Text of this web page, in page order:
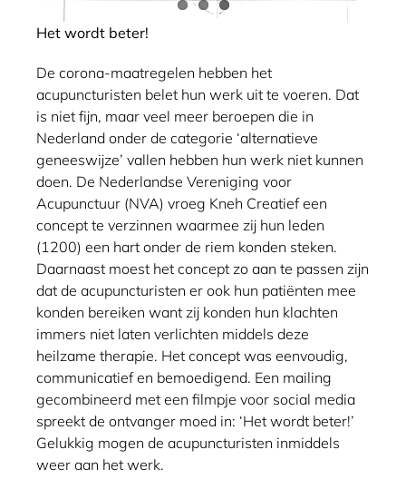
Het wordt beter!
De corona-maatregelen hebben het
acupuncturisten belet hun werk uit te voeren. Dat
is niet fijn, maar veel meer beroepen die in
Nederland onder de categorie ‘alternatieve
geneeswijze’ vallen hebben hun werk niet kunnen
doen. De Nederlandse Vereniging voor
Acupunctuur (NVA) vroeg Kneh Creatief een
concept te verzinnen waarmee zij hun leden
(1200) een hart onder de riem konden steken.
Daarnaast moest het concept zo aan te passen zijn
dat de acupuncturisten er ook hun patiënten mee
konden bereiken want zij konden hun klachten
immers niet laten verlichten middels deze
heilzame therapie. Het concept was eenvoudig,
communicatief en bemoedigend. Een mailing
gecombineerd met een filmpje voor social media
spreekt de ontvanger moed in: ‘Het wordt beter!’
Gelukkig mogen de acupuncturisten inmiddels
weer aan het werk.